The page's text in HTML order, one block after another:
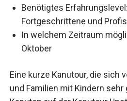
Benötigtes
Fortgeschrittene und Profis
In welchem Zeitraum
Oktober
Eine kurze Kanutour, die sich
und Familien mit Kindern sehr